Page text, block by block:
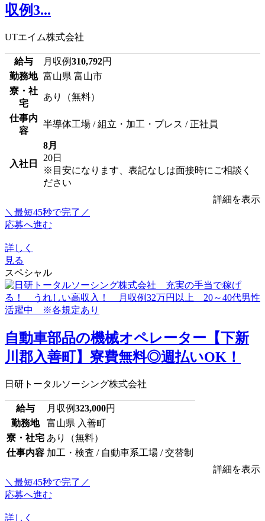
収例3...
UTエイム株式会社
給与 月収例310,792円
勤務地 富山県 富山市
寮・社
宅
あり（無料）
仕事内
容
半導体工場 / 組立・加工・プレス / 正社員
入社日
8月
20日
※目安になります、表記なしは面接時にご相談く
ださい
詳細を表示
＼最短45秒で完了／
応募へ進む
詳しく
見る
スペシャル
自動車部品の機械オペレーター【下新
川郡入善町】寮費無料◎週払いOK！
日研トータルソーシング株式会社
給与 月収例323,000円
勤務地
富山県 入善町
寮・社宅 あり（無料）
仕事内容 加工・検査 / 自動車系工場 / 交替制
詳細を表示
＼最短45秒で完了／
応募へ進む
詳しく